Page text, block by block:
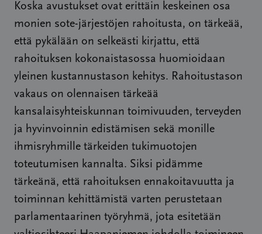
Koska avustukset ovat erittäin keskeinen osa
monien sote-järjestöjen rahoitusta, on tärkeää,
että pykälään on selkeästi kirjattu, että
rahoituksen kokonaistasossa huomioidaan
yleinen kustannustason kehitys. Rahoitustason
vakaus on olennaisen tärkeää
kansalaisyhteiskunnan toimivuuden, terveyden
ja hyvinvoinnin edistämisen sekä monille
ihmisryhmille tärkeiden tukimuotojen
toteutumisen kannalta. Siksi pidämme
tärkeänä, että rahoituksen ennakoitavuutta ja
toiminnan kehittämistä varten perustetaan
parlamentaarinen työryhmä, jota esitetään